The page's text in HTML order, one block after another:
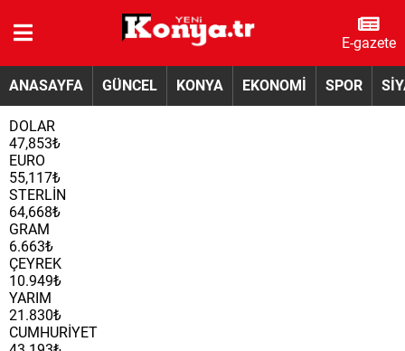
E-gazete
ANASAYFA GÜNCEL KONYA EKONOMİ SPOR
DOLAR
47,853₺
EURO
55,117₺
STERLİN
64,668₺
GRAM
6.663₺
ÇEYREK
10.949₺
YARIM
21.830₺
CUMHURİYET